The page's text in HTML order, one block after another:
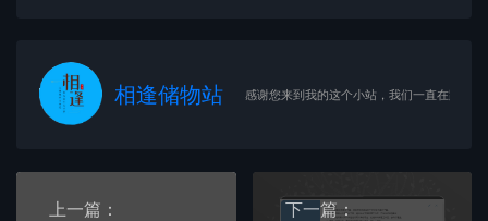
相逢储物站 感谢您来到我的这个小站，我们一直在路上
上一篇：
下一篇：